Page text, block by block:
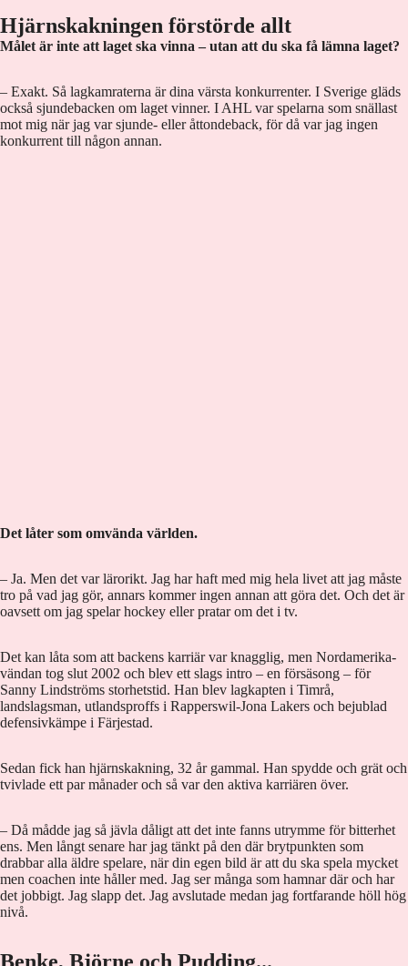
Hjärnskakningen förstörde allt
Målet är inte att laget ska vinna – utan att du ska få lämna laget?
– Exakt. Så lagkamraterna är dina värsta konkurrenter. I Sverige gläds
också sjundebacken om laget vinner. I AHL var spelarna som snällast
mot mig när jag var sjunde- eller åttondeback, för då var jag ingen
konkurrent till någon annan.
Det låter som omvända världen.
– Ja. Men det var lärorikt. Jag har haft med mig hela livet att jag måste
tro på vad jag gör, annars kommer ingen annan att göra det. Och det är
oavsett om jag spelar hockey eller pratar om det i tv.
Det kan låta som att backens karriär var knagglig, men Nordamerika-
vändan tog slut 2002 och blev ett slags intro – en försäsong – för
Sanny Lindströms storhetstid. Han blev lagkapten i Timrå,
landslagsman, utlandsproffs i Rapperswil-Jona Lakers och bejublad
defensivkämpe i Färjestad.
Sedan fick han hjärnskakning, 32 år gammal. Han spydde och grät och
tvivlade ett par månader och så var den aktiva karriären över.
– Då mådde jag så jävla dåligt att det inte fanns utrymme för bitterhet
ens. Men långt senare har jag tänkt på den där brytpunkten som
drabbar alla äldre spelare, när din egen bild är att du ska spela mycket
men coachen inte håller med. Jag ser många som hamnar där och har
det jobbigt. Jag slapp det. Jag avslutade medan jag fortfarande höll hög
nivå.
Benke, Björne och Pudding...